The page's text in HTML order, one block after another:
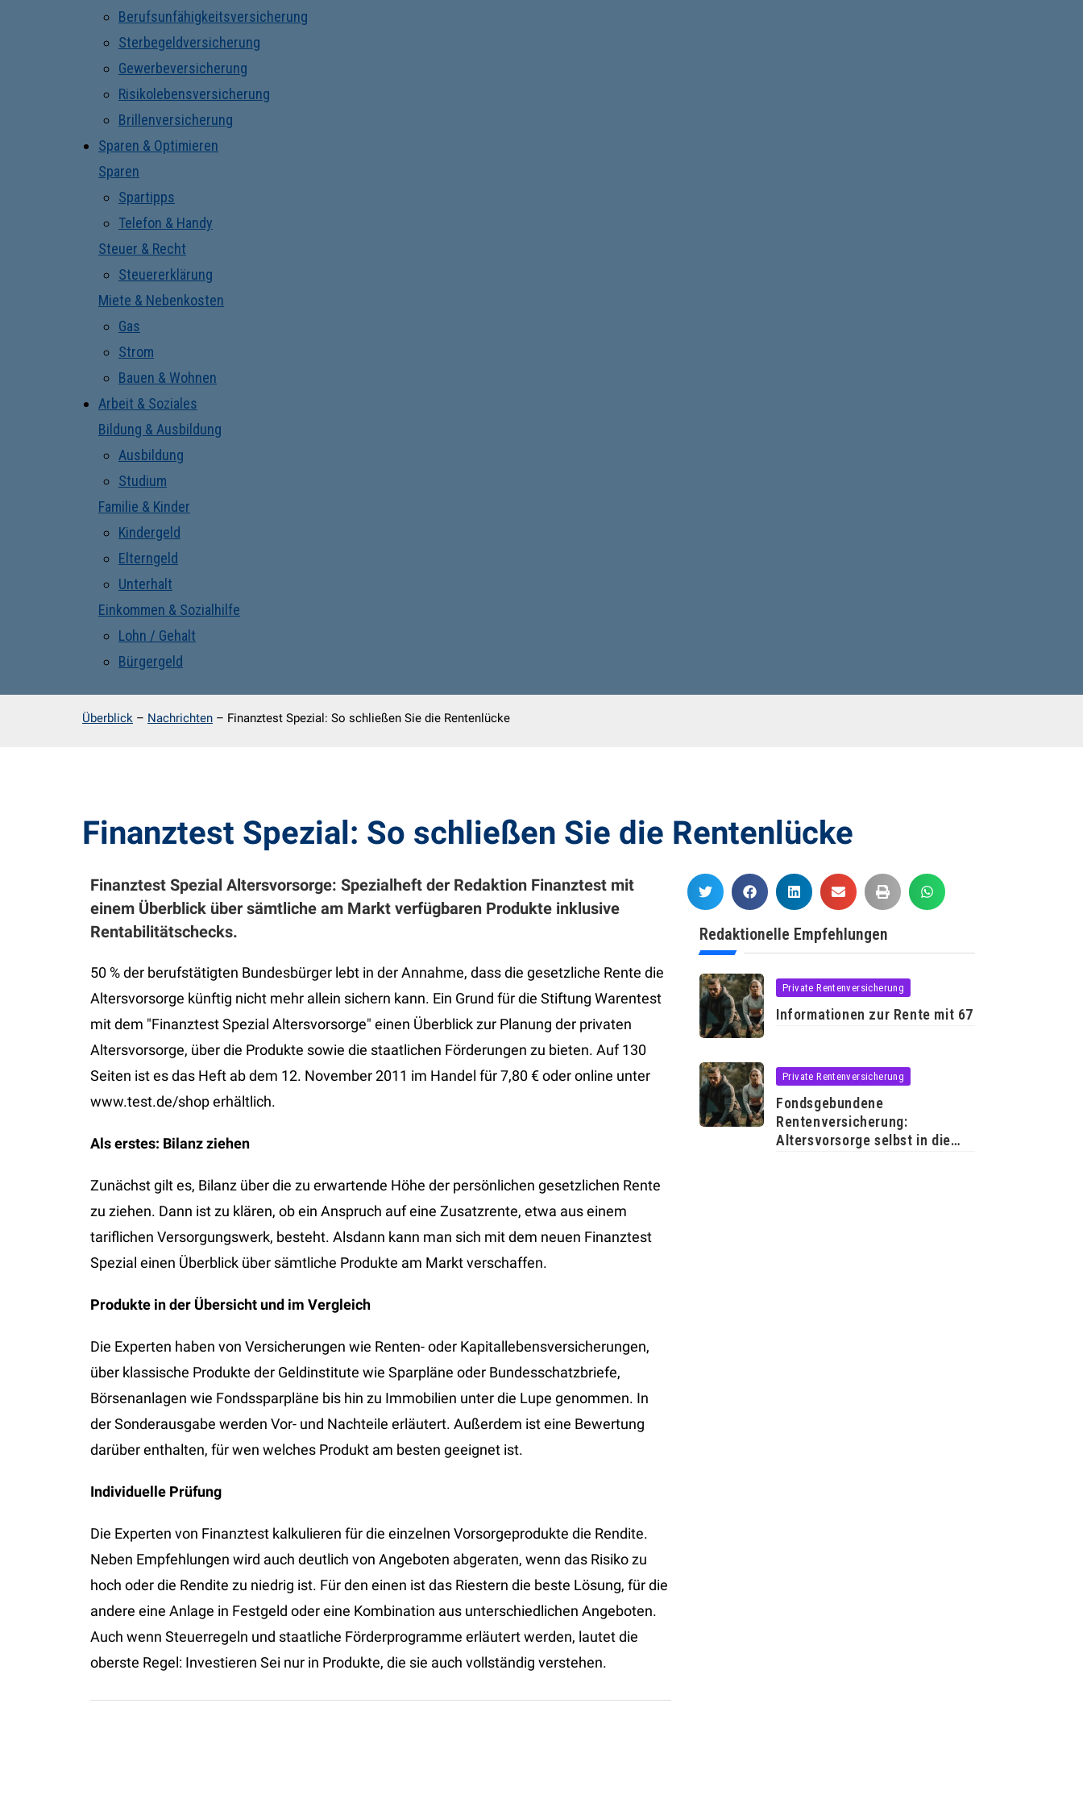
Berufsunfähigkeitsversicherung
Sterbegeldversicherung
Gewerbeversicherung
Risikolebensversicherung
Brillenversicherung
Sparen & Optimieren
Sparen
Spartipps
Telefon & Handy
Steuer & Recht
Steuererklärung
Miete & Nebenkosten
Gas
Strom
Bauen & Wohnen
Arbeit & Soziales
Bildung & Ausbildung
Ausbildung
Studium
Familie & Kinder
Kindergeld
Elterngeld
Unterhalt
Einkommen & Sozialhilfe
Lohn / Gehalt
Bürgergeld
Überblick – Nachrichten – Finanztest Spezial: So schließen Sie die Rentenlücke
Finanztest Spezial: So schließen Sie die Rentenlücke
Finanztest Spezial Altersvorsorge: Spezialheft der Redaktion Finanztest mit
einem Überblick über sämtliche am Markt verfügbaren Produkte inklusive
Rentabilitätschecks.
50 % der berufstätigten Bundesbürger lebt in der Annahme, dass die gesetzliche Rente die
Altersvorsorge künftig nicht mehr allein sichern kann. Ein Grund für die Stiftung Warentest
mit dem "Finanztest Spezial Altersvorsorge" einen Überblick zur Planung der privaten
Altersvorsorge, über die Produkte sowie die staatlichen Förderungen zu bieten. Auf 130
Seiten ist es das Heft ab dem 12. November 2011 im Handel für 7,80 € oder online unter
www.test.de/shop erhältlich.
Als erstes: Bilanz ziehen
Zunächst gilt es, Bilanz über die zu erwartende Höhe der persönlichen gesetzlichen Rente
zu ziehen. Dann ist zu klären, ob ein Anspruch auf eine Zusatzrente, etwa aus einem
tariflichen Versorgungswerk, besteht. Alsdann kann man sich mit dem neuen Finanztest
Spezial einen Überblick über sämtliche Produkte am Markt verschaffen.
Produkte in der Übersicht und im Vergleich
Die Experten haben von Versicherungen wie Renten- oder Kapitallebensversicherungen,
über klassische Produkte der Geldinstitute wie Sparpläne oder Bundesschatzbriefe,
Börsenanlagen wie Fondssparpläne bis hin zu Immobilien unter die Lupe genommen. In
der Sonderausgabe werden Vor- und Nachteile erläutert. Außerdem ist eine Bewertung
darüber enthalten, für wen welches Produkt am besten geeignet ist.
Individuelle Prüfung
Die Experten von Finanztest kalkulieren für die einzelnen Vorsorgeprodukte die Rendite.
Neben Empfehlungen wird auch deutlich von Angeboten abgeraten, wenn das Risiko zu
hoch oder die Rendite zu niedrig ist. Für den einen ist das Riestern die beste Lösung, für die
andere eine Anlage in Festgeld oder eine Kombination aus unterschiedlichen Angeboten.
Auch wenn Steuerregeln und staatliche Förderprogramme erläutert werden, lautet die
oberste Regel: Investieren Sei nur in Produkte, die sie auch vollständig verstehen.
Redaktionelle Empfehlungen
Private Rentenversicherung
Informationen zur Rente mit 67
Private Rentenversicherung
Fondsgebundene
Rentenversicherung:
Altersvorsorge selbst in die